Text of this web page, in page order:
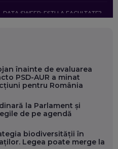
SWEEP: EȘTI LA FACULTATE?
CA SĂ FII MAI BUN LA JOB. ȘI CUM
ÎN URMĂTORII ANI
AL KULTH: CUM
GLOBAL
înainte de evaluarea
PSD-AUR a minat
pentru România
la Parlament și
de pe agendă
biodiversității în
Legea poate merge la